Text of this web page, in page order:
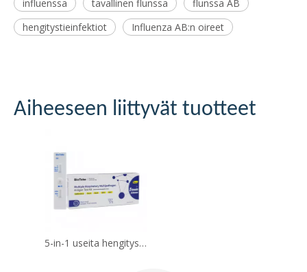
influenssa tavallinen flunssa
flunssa AB
hengitystieinfektiot
Influenza AB:n oireet
Aiheeseen liittyvät tuotteet
5-in-1 useita hengityselinten multitogeeniantigeenitestipakkausta (itsetesti)